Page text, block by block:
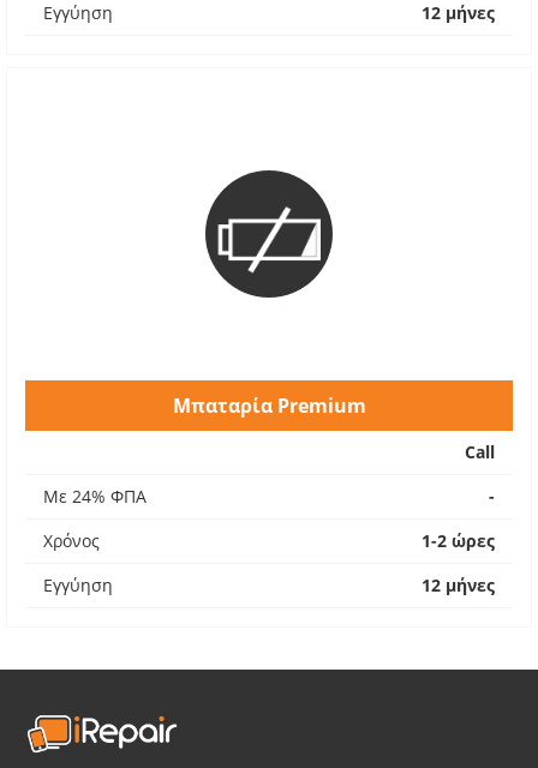
Εγγύηση
12 μήνες
Μπαταρία Premium
Call
Με 24% ΦΠΑ
-
Χρόνος
1-2 ώρες
Εγγύηση
12 μήνες